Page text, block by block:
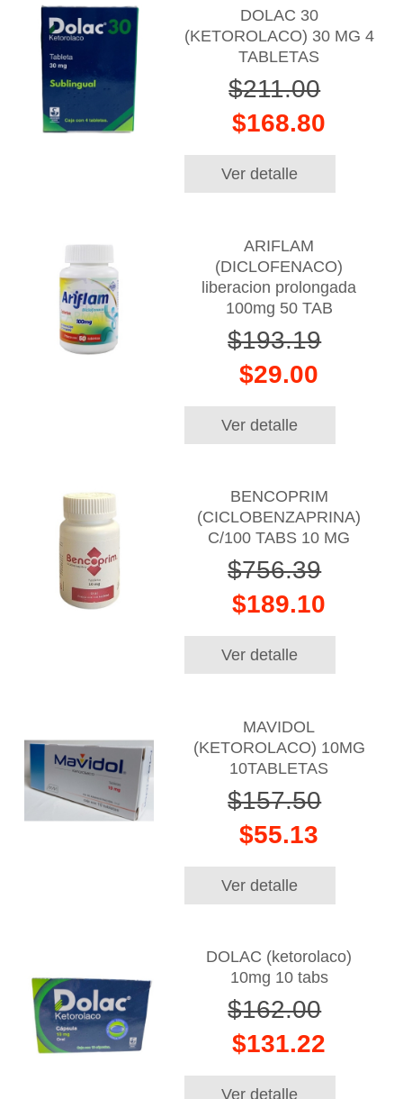
DOLAC 30
(KETOROLACO) 30 MG 4
TABLETAS
$211.00
$168.80
Ver detalle
ARIFLAM
(DICLOFENACO)
liberacion prolongada
100mg 50 TAB
$193.19
$29.00
Ver detalle
BENCOPRIM
(CICLOBENZAPRINA)
C/100 TABS 10 MG
$756.39
$189.10
Ver detalle
MAVIDOL
(KETOROLACO) 10MG
10TABLETAS
$157.50
$55.13
Ver detalle
DOLAC (ketorolaco)
10mg 10 tabs
$162.00
$131.22
Ver detalle